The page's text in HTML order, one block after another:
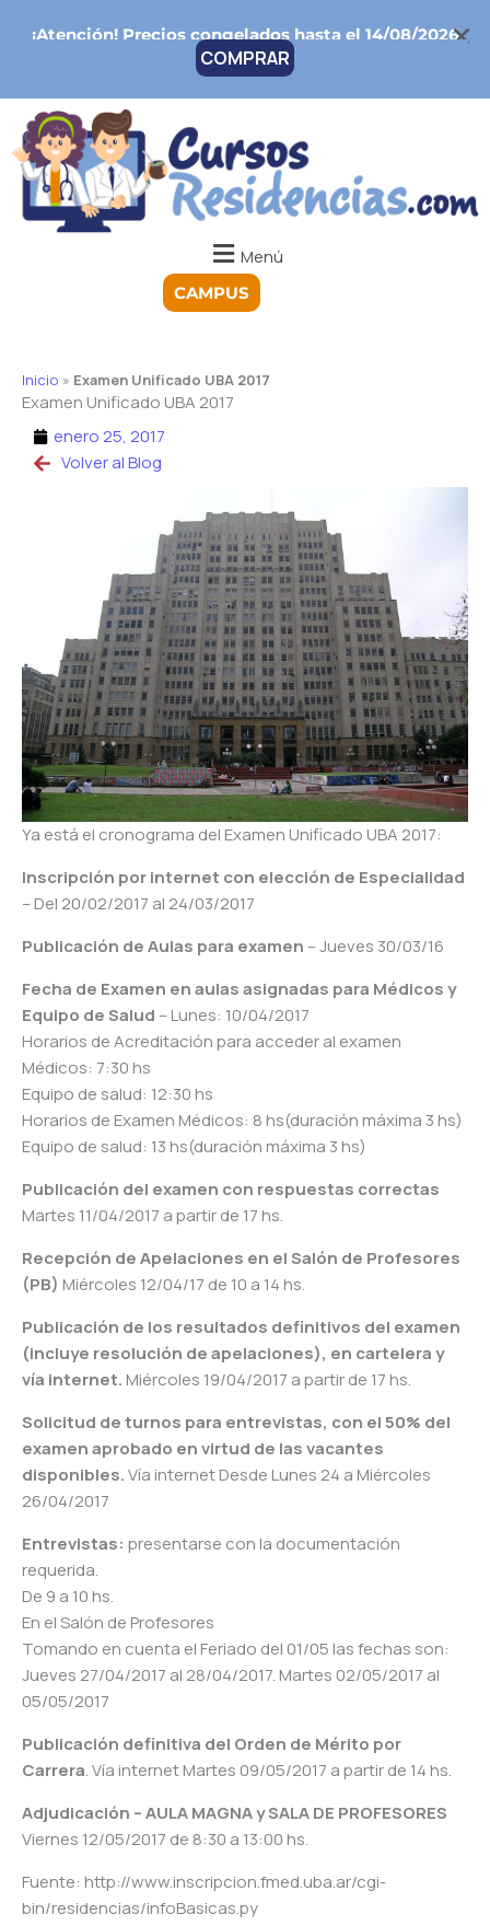
¡Atención!Precios congelados hasta el 14/08/2026
COMPRAR
Menú
CAMPUS
Inicio » Examen Unificado UBA 2017
Examen Unificado UBA 2017
enero 25, 2017
Volver al Blog
Ya está el cronograma del Examen Unificado UBA 2017:
Inscripción por internet con elección de Especialidad
– Del 20/02/2017 al 24/03/2017
Publicación de Aulas para examen – Jueves 30/03/16
Fecha de Examen en aulas asignadas para Médicos y
Equipo de Salud – Lunes: 10/04/2017
Horarios de Acreditación para acceder al examen
Médicos: 7:30 hs
Equipo de salud: 12:30 hs
Horarios de Examen Médicos: 8 hs(duración máxima 3 hs)
Equipo de salud: 13 hs(duración máxima 3 hs)
Publicación del examen con respuestas correctas
Martes 11/04/2017 a partir de 17 hs.
Recepción de Apelaciones en el Salón de Profesores
(PB) Miércoles 12/04/17 de 10 a 14 hs.
Publicación de los resultados definitivos del examen
(incluye resolución de apelaciones), en cartelera y
vía internet. Miércoles 19/04/2017 a partir de 17 hs.
Solicitud de turnos para entrevistas, con el 50% del
examen aprobado en virtud de las vacantes
disponibles.Vía internet Desde Lunes 24 a Miércoles
26/04/2017
Entrevistas: presentarse con la documentación
requerida.
De 9 a 10 hs.
En el Salón de Profesores
Tomando en cuenta el Feriado del 01/05 las fechas son:
Jueves 27/04/2017 al 28/04/2017. Martes 02/05/2017 al
05/05/2017
Publicación definitiva del Orden de Mérito por
Carrera. Vía internet Martes 09/05/2017 a partir de 14 hs.
Adjudicación – AULA MAGNA y SALA DE PROFESORES
Viernes 12/05/2017 de 8:30 a 13:00 hs.
Fuente: http://www.inscripcion.fmed.uba.ar/cgi-
bin/residencias/infoBasicas.py